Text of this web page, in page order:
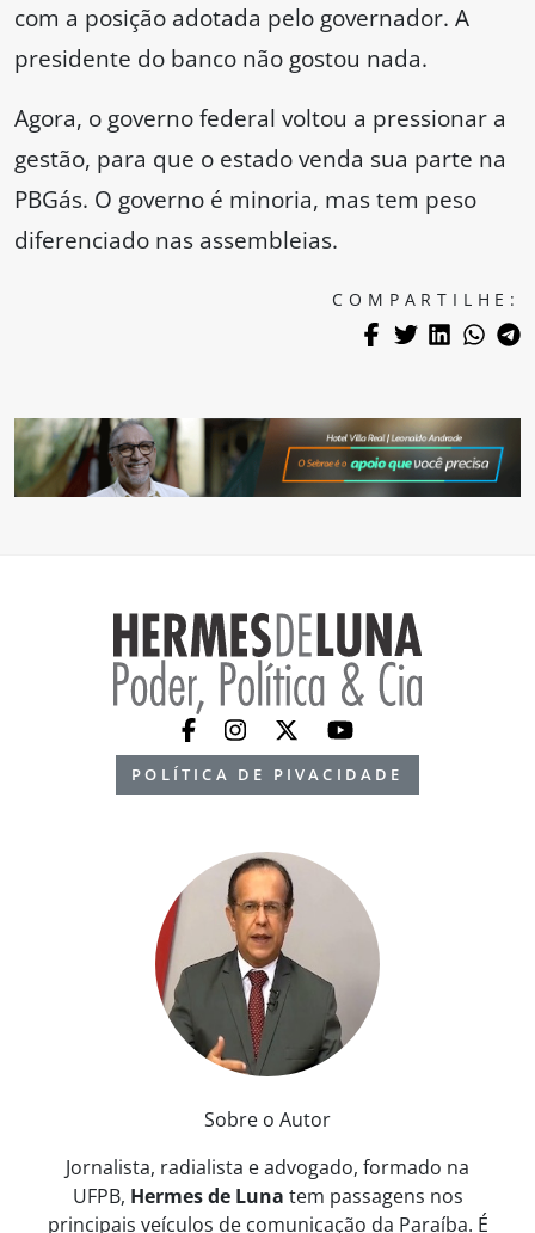
com a posição adotada pelo governador. A
presidente do banco não gostou nada.
Agora, o governo federal voltou a pressionar a
gestão, para que o estado venda sua parte na
PBGás. O governo é minoria, mas tem peso
diferenciado nas assembleias.
COMPARTILHE:
POLÍTICA DE PIVACIDADE
Sobre o Autor
Jornalista, radialista e advogado, formado na
UFPB, Hermes de Luna tem passagens nos
principais veículos de comunicação da Paraíba. É